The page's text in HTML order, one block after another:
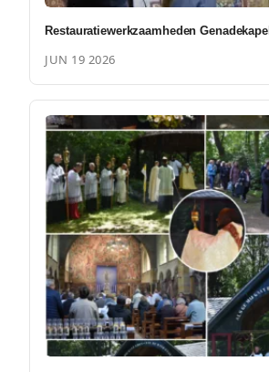
Restauratiewerkzaamheden Genadekapel
JUN 19 2026